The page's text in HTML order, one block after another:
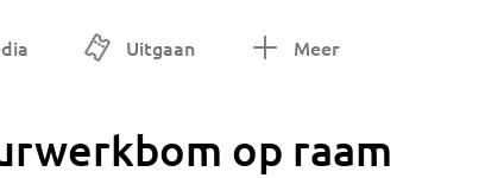
Uitgaan Meer
op raam